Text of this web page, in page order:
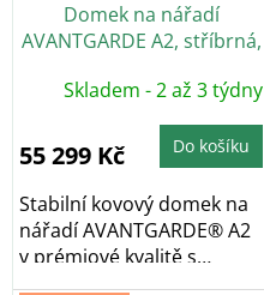
Domek na nářadí
AVANTGARDE A2, stříbrná,
Skladem - 2 až 3 týdny
55 299 Kč Do košíku
Stabilní kovový domek na
nářadí AVANTGARDE® A2
v prémiové kvalitě s
pultovou...